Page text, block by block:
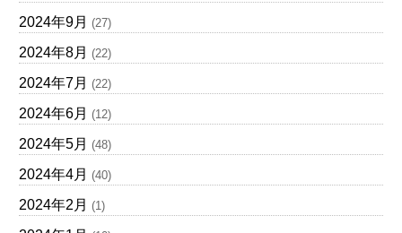
2024年9月 (27)
2024年8月 (22)
2024年7月 (22)
2024年6月 (12)
2024年5月 (48)
2024年4月 (40)
2024年2月 (1)